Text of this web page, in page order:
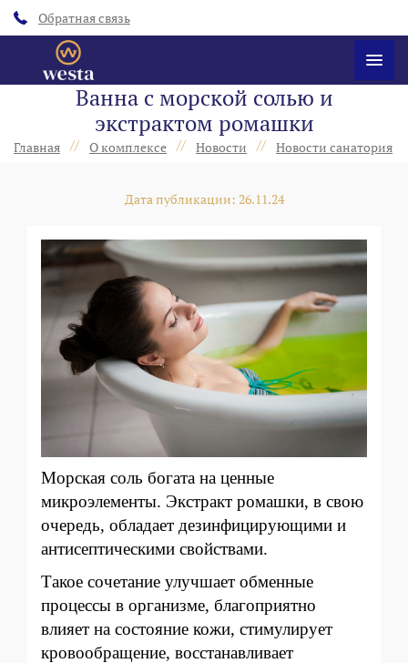
Обратная связь
Ванна с морской солью и
экстрактом ромашки
Главная // О комплексе // Новости // Новости санатория
Дата публикации: 26.11.24
Морская соль богата на ценные
микроэлементы. Экстракт ромашки, в свою
очередь, обладает дезинфицирующими и
антисептическими свойствами.
Такое сочетание улучшает обменные
процессы в организме, благоприятно
влияет на состояние кожи, стимулирует
кровообращение, восстанавливает